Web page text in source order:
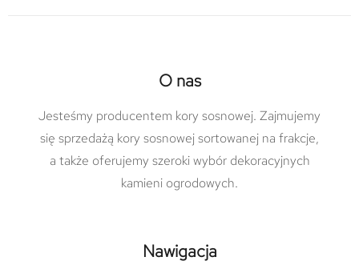
O nas
Jesteśmy producentem kory sosnowej. Zajmujemy
się sprzedażą kory sosnowej sortowanej na frakcje,
a także oferujemy szeroki wybór dekoracyjnych
kamieni ogrodowych.
Nawigacja